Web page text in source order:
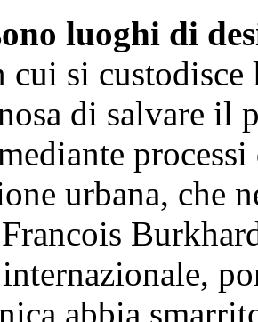
luoghi di
cui si custodisce
di salvare il
urbana, che
abbia